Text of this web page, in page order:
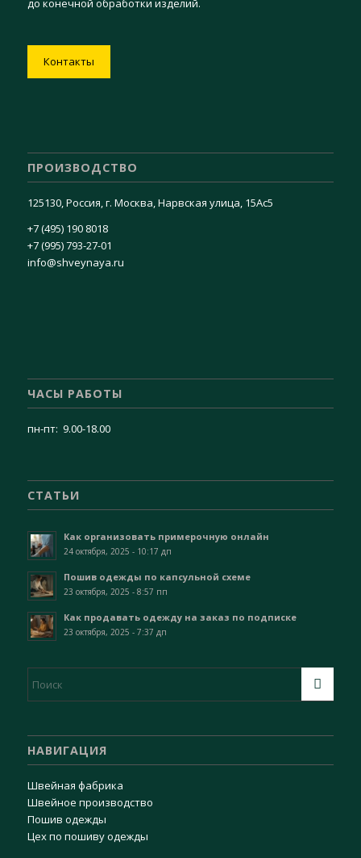
до конечной обработки изделий.
Контакты
ПРОИЗВОДСТВО
125130, Россия, г. Москва, Нарвская улица, 15Ас5
+7 (495) 190 8018
+7 (995) 793-27-01
info@shveynaya.ru
ЧАСЫ РАБОТЫ
пн-пт: 9.00-18.00
СТАТЬИ
Как организовать примерочную онлайн
24 октября, 2025 - 10:17 дп
Пошив одежды по капсульной схеме
23 октября, 2025 - 8:57 пп
Как продавать одежду на заказ по подписке
23 октября, 2025 - 7:37 дп
НАВИГАЦИЯ
Швейная фабрика
Швейное производство
Пошив одежды
Цех по пошиву одежды